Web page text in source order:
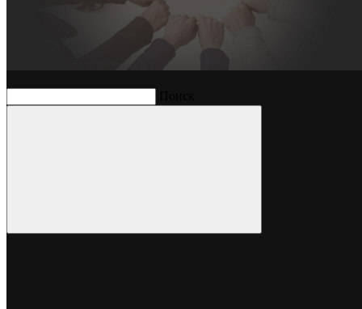
Крокус Экспо, Москва
Сентябрь, 2024
Площадь стенда80 м